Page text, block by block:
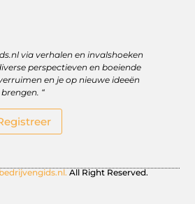
via verhalen en invalshoeken
perspectieven en boeiende
en je op nieuwe ideeën
brengen. “
All Right Reserved.